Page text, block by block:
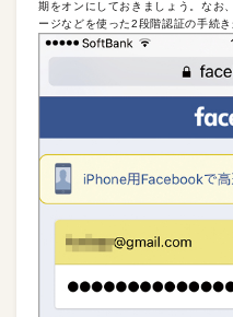
期をオンにしておきましょう。なお
ージなどを使った2段階認証の手続き